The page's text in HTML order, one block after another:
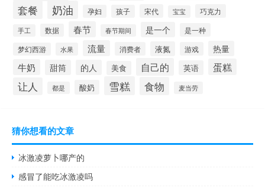
套餐 奶油 孕妇 孩子 宋代 宝宝 巧克力
手工 数据 春节 春节期间 是一个 是一种
梦幻西游 水果 流量 消费者 液氮 游戏 热量
牛奶 甜筒 的人 美食 自己的 英语 蛋糕
让人 都是 酸奶 雪糕 食物 麦当劳
猜你想看的文章
冰激凌萝卜哪产的
感冒了能吃冰激凌吗